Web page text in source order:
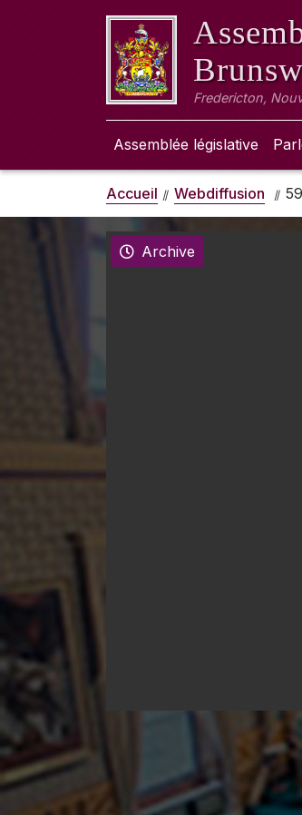
Fredericton,
Assemblée législative
Accueil Webdiffusion
Archive